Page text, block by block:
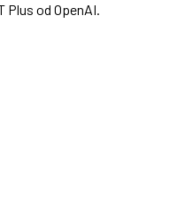
Plus od OpenAI.